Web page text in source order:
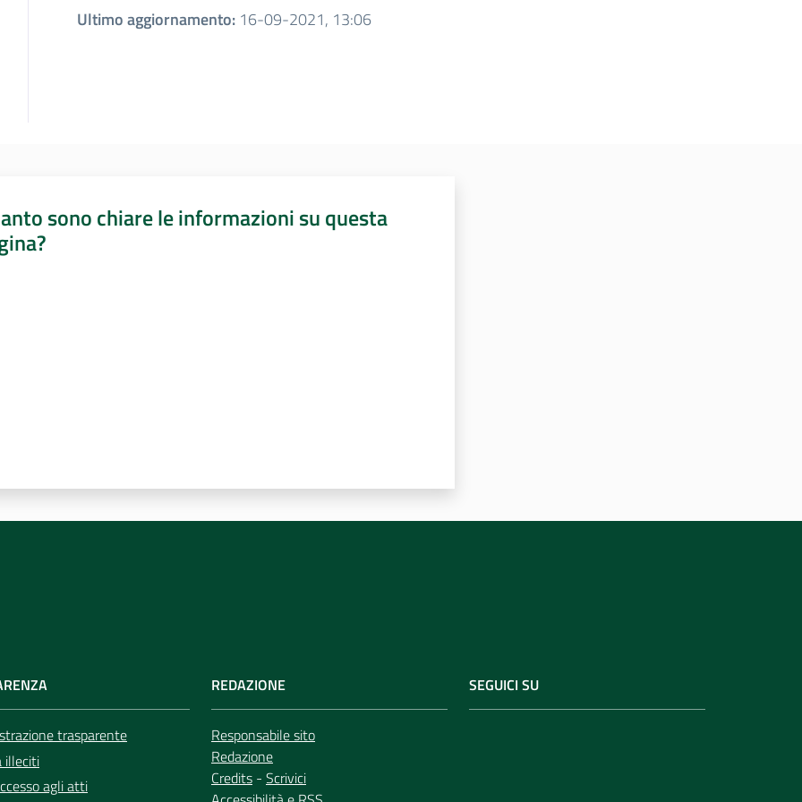
Ultimo aggiornamento: 16-09-2021, 13:06
sono chiare le informazioni su questa
trasparente
illeciti
agli atti
REDAZIONE
Responsabile sito
Redazione
Credits - Scrivici
SEGUICI SU